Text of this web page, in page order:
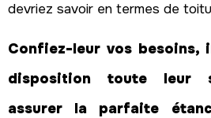
devriez savoir en termes de
Confiez-leur vos besoins,
disposition toute leur
assurer la parfaite